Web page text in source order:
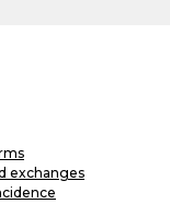
exchanges